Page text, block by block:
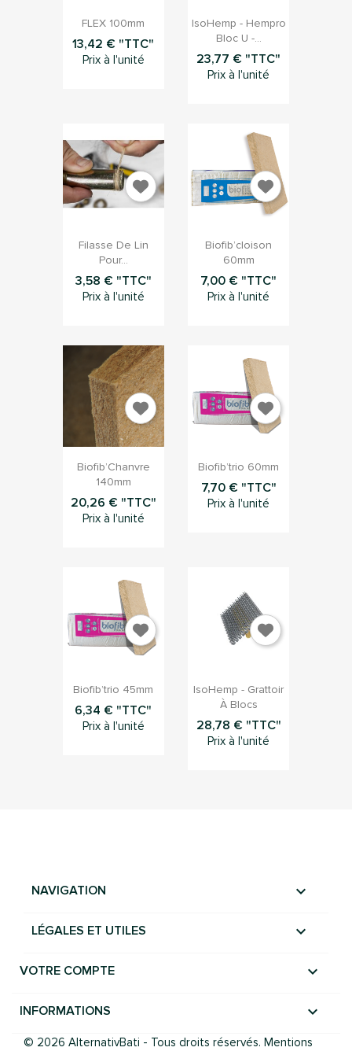
Aperçu rapide
FLEX 100mm
13,42 € "TTC"
Prix à l'unité
Aperçu rapide
IsoHemp - Hempro
Bloc U -...
23,77 € "TTC"
Prix à l'unité
Aperçu rapide
Filasse De Lin
Pour...
3,58 € "TTC"
Prix à l'unité
Aperçu rapide
Biofib’cloison
60mm
7,00 € "TTC"
Prix à l'unité
Aperçu rapide
Biofib’Chanvre
140mm
20,26 € "TTC"
Prix à l'unité
Aperçu rapide
Biofib’trio 60mm
7,70 € "TTC"
Prix à l'unité
Aperçu rapide
Biofib’trio 45mm
6,34 € "TTC"
Prix à l'unité
Aperçu rapide
IsoHemp - Grattoir
À Blocs
28,78 € "TTC"
Prix à l'unité
NAVIGATION 
LÉGALES ET UTILES 
VOTRE COMPTE 
INFORMATIONS keyboard_arrow_down
© 2026 AlternativBati - Tous droits réservés. Mentions